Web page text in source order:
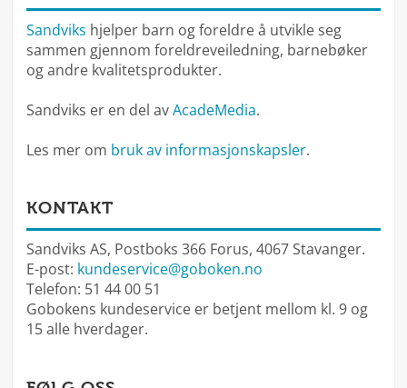
Sandviks hjelper barn og foreldre å utvikle seg
sammen gjennom foreldreveiledning, barnebøker
og andre kvalitetsprodukter.
Sandviks er en del avAcadeMedia.
Les mer om bruk av informasjonskapsler.
KONTAKT
Sandviks AS, Postboks 366 Forus, 4067 Stavanger.
E-post: kundeservice@goboken.no
Telefon: 51 44 00 51
Gobokens kundeservice er betjent mellom kl. 9 og
15 alle hverdager.